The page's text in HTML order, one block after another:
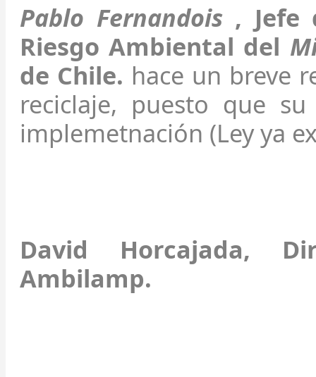
Pablo Fernandois , Jefe
Riesgo Ambiental del
de Chile. hace un breve
reciclaje, puesto que
implemetnación (Ley ya
David Horcajada,
Ambilamp.